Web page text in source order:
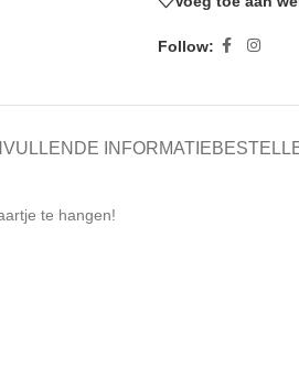
Follow:
INFORMATIE
te hangen!